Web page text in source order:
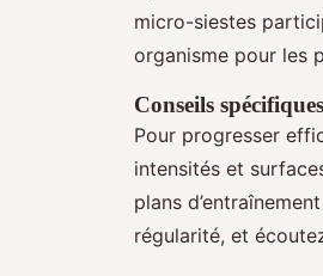
micro-siestes
organisme pour les
Conseils
Pour progresser
intensités et
plans
régularité, et